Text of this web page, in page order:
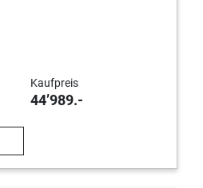
Kaufpreis
44’989.-